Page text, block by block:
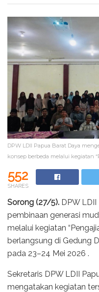
DPW LDII Papua Barat Daya
konsep berbeda melalui kegiatan
552
SHARES
Sorong (27/5). DPW
pembinaan generasi
melalui kegiatan
berlangsung di Gedung
pada 23–24 Mei 2026 .
Sekretaris DPW LDII
mengatakan kegiatan